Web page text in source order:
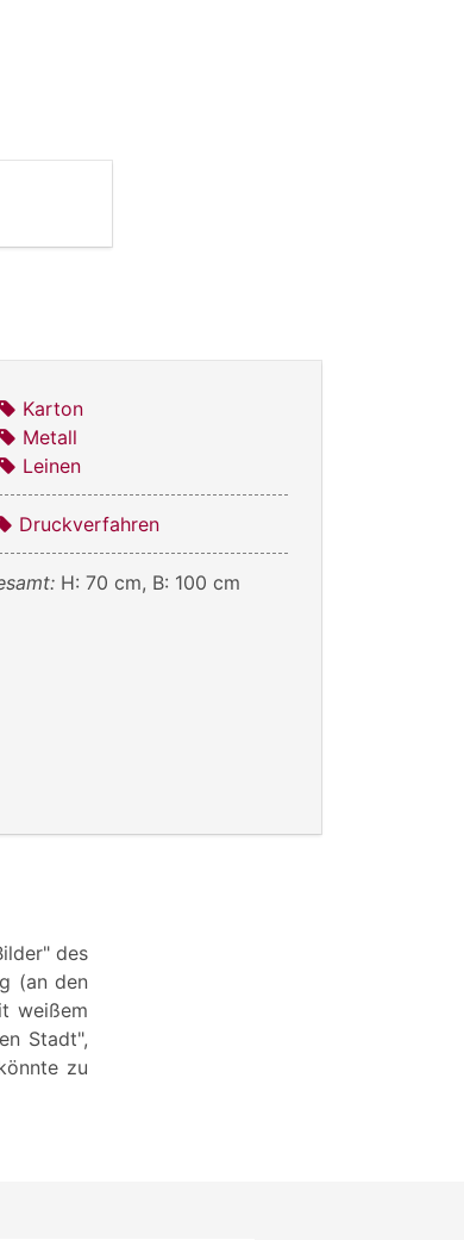
Karton
Metall
Leinen
Druckverfahren
H: 70 cm, B: 100 cm
des
(an den
weißem
Stadt",
zu